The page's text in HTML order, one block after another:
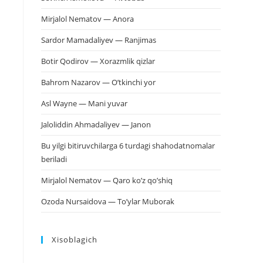
Mirjalol Nematov — Anora
Sardor Mamadaliyev — Ranjimas
Botir Qodirov — Xorazmlik qizlar
Bahrom Nazarov — O’tkinchi yor
Asl Wayne — Mani yuvar
Jaloliddin Ahmadaliyev — Janon
Bu yilgi bitiruvchilarga 6 turdagi shahodatnomalar
beriladi
Mirjalol Nematov — Qaro ko’z qo’shiq
Ozoda Nursaidova — To’ylar Muborak
Xisoblagich